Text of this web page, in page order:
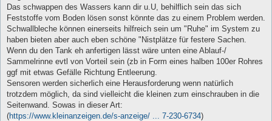
Das schwappen des Wassers kann dir u.U, behilflich sein das sich
Feststoffe vom Boden lösen sonst könnte das zu einem Problem werden.
Schwallbleche können einerseits hilfreich sein um "Ruhe" im System zu
haben bieten aber auch eben schöne "Nistplätze für festere Sachen.
Wenn du den Tank eh anfertigen lässt wäre unten eine Ablauf-/
Sammelrinne evtl von Vorteil sein (zb in Form eines halben 100er Rohres
ggf mit etwas Gefälle Richtung Entleerung.
Sensoren werden sicherlich eine Herausforderung wenn natürlich
trotzdem möglich, da sind vielleicht die kleinen zum einschrauben in die
Seitenwand. Sowas in dieser Art:
(https://www.kleinanzeigen.de/s-anzeige/ ... 7-230-6734)